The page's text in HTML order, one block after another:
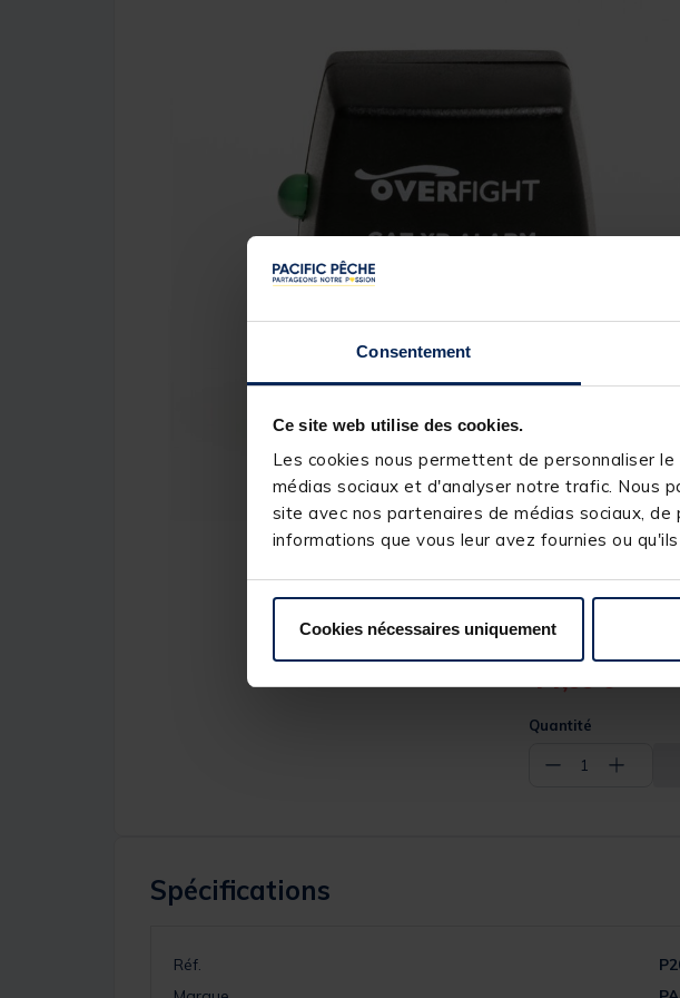
Consentement
Ce site web utilise des cookies.
Les cookies nous permettent de personnaliser
médias sociaux et d'analyser notre trafic. Nous
site avec nos partenaires de médias sociaux,
informations que vous leur avez fournies ou
Cookies nécessaires uniquement
44,99 €
Quantité
− 1 +
Spécifications
Réf.